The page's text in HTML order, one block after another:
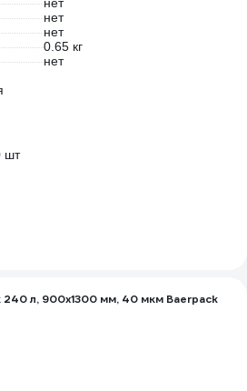
нет
нет
0.65 кг
нет
шт
л, 900x1300 мм, 40 мкм Baerpack